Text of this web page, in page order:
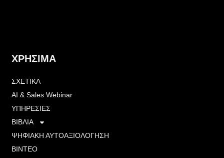
ΧΡΗΣΙΜΑ
ΣΧΕΤΙΚΑ
ΑΙ & Sales Webinar
ΥΠΗΡΕΣΙΕΣ
ΒΙΒΛΙΑ
ΨΗΦΙΑΚΗ ΑΥΤΟΑΞΙΟΛΟΓΗΣΗ
ΒΙΝΤΕΟ